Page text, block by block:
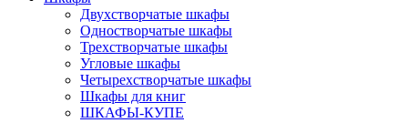
Двухстворчатые шкафы
Одностворчатые шкафы
Трехстворчатые шкафы
Угловые шкафы
Четырехстворчатые шкафы
Шкафы для книг
ШКАФЫ-КУПЕ